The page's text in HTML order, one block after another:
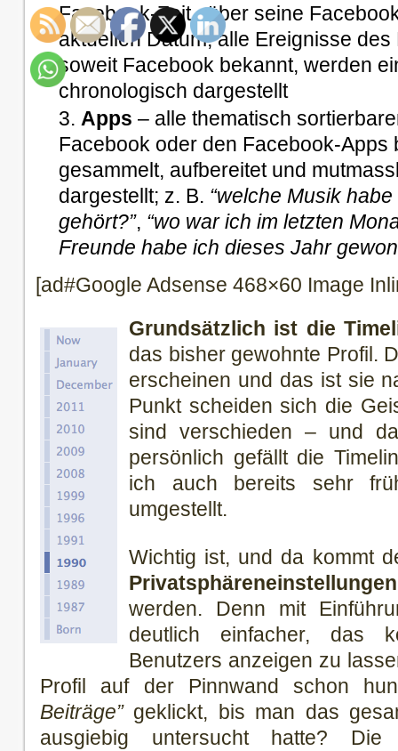
Facebook-Zeit, über seine
aktuellen Datum; alle Ereignisse
soweit Facebook bekannt, werden
chronologisch dargestellt
Apps – alle thematisch
Facebook oder den Facebook-Apps
gesammelt, aufbereitet und
dargestellt; z. B. “welche Musik
gehört?”, “wo war ich im letzten
Freunde habe ich dieses Jahr
[ad#Google Adsense 468×60 Image
Grundsätzlich ist die
das bisher gewohnte Profil.
erscheinen und das ist sie
Punkt scheiden sich die
sind verschieden – und
persönlich gefällt die
ich auch bereits sehr
umgestellt.
Wichtig ist, und da kommt
werden. Denn mit
deutlich einfacher, das
Benutzers anzeigen zu
Profil auf der Pinnwand schon
Beiträge”geklickt, bis man das
ausgiebig untersucht hatte?